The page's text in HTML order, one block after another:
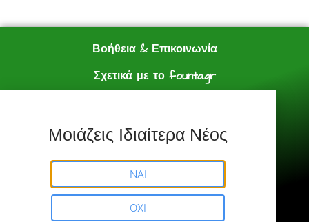
Βοήθεια & Επικοινωνία
Σχετικά με το founta.gr
Πολιτική Αγορών
Μοιάζεις Ιδιαίτερα Νέος
ΝΑΙ
ΟΧΙ